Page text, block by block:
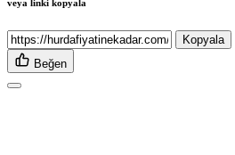
veya linki kopyala
Kopyala
Beğen